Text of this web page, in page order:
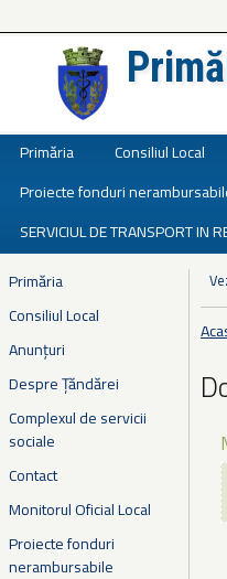
Primăria Consiliul Local
Proiecte fonduri
SERVICIUL DE TRANSPORT IN
Primăria
Consiliul Local
Anunțuri
Despre Țăndărei
Complexul de servicii
sociale
Contact
Monitorul Oficial Local
Proiecte fonduri
nerambursabile